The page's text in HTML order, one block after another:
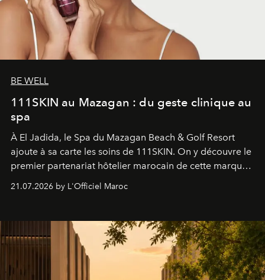
BE WELL
111SKIN au Mazagan : du geste clinique au
spa
À El Jadida, le Spa du Mazagan Beach & Golf Resort
ajoute à sa carte les soins de 111SKIN. On y découvre le
premier partenariat hôtelier marocain de cette marque
britannique, née dans un cabinet de chirurgie plastique
londonien et construite depuis autour d'un actif breveté,
21.07.2026 by L'Officiel Maroc